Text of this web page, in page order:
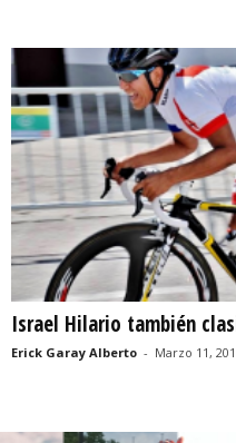
Israel Hilario también
Erick Garay Alberto - Marzo 11,